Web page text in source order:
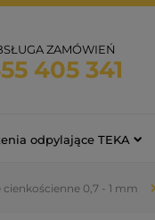
ZAMÓWIEŃ
405 341
odpylające TEKA
cienkościenne 0,7 - 1 mm